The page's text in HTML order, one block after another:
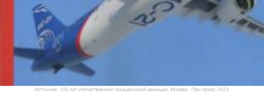
Источник: 100 лет отечественной гражданской авиации. Москва : Пан пресс, 2023.